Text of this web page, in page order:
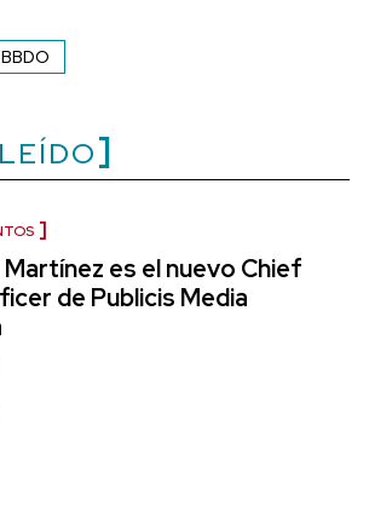
LEÍDO
es el nuevo Chief
de Publicis Media